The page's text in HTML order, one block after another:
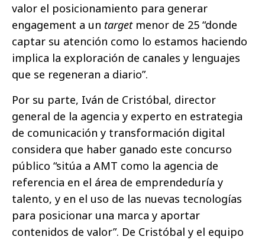
valor el posicionamiento para generar
engagement a un targetmenor de 25 “donde
captar su atención como lo estamos haciendo
implica la exploración de canales y lenguajes
que se regeneran a diario”.
Por su parte, Iván de Cristóbal, director
general de la agencia y experto en estrategia
de comunicación y transformación digital
considera que haber ganado este concurso
público “sitúa a AMT como la agencia de
referencia en el área de emprendeduría y
talento, y en el uso de las nuevas tecnologías
para posicionar una marca y aportar
contenidos de valor”. De Cristóbal y el equipo